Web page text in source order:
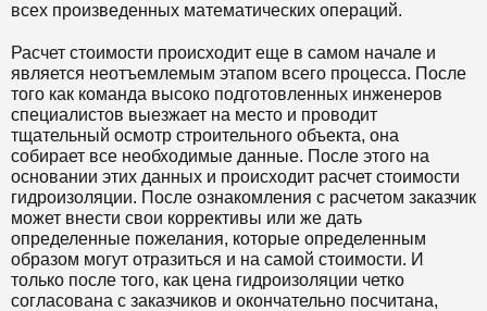
всех произведенных математических операций.
Расчет стоимости происходит еще в самом начале и
является неотъемлемым этапом всего процесса. После
того как команда высоко подготовленных инженеров
специалистов выезжает на место и проводит
тщательный осмотр строительного объекта, она
собирает все необходимые данные. После этого на
основании этих данных и происходит расчет стоимости
гидроизоляции. После ознакомления с расчетом заказчик
может внести свои коррективы или же дать
определенные пожелания, которые определенным
образом могут отразиться и на самой стоимости. И
только после того, как цена гидроизоляции четко
согласована с заказчиков и окончательно посчитана,